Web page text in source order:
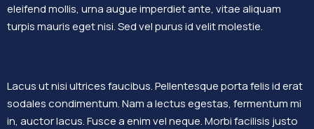
eleifend mollis, urna augue imperdiet ante, vitae aliquam
turpis mauris eget nisi. Sed vel purus id velit molestie.
Lacus ut nisi ultrices faucibus. Pellentesque porta felis id erat
sodales condimentum. Nam a lectus egestas, fermentum mi
in, auctor lacus. Fusce a enim vel neque. Morbi facilisis justo